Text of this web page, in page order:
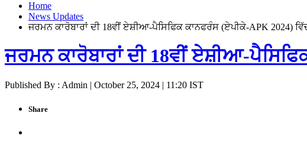
Home
News Updates
ਜਰਮਨ ਕਾਰੋਬਾਰਾਂ ਦੀ 18ਵੀਂ ਏਸ਼ੀਆ-ਪੈਸਿਫਿਕ ਕਾਨਫਰੰਸ (ਏਪੀਕੇ-APK 2024)
ਜਰਮਨ ਕਾਰੋਬਾਰਾਂ ਦੀ 18ਵੀਂ ਏਸ਼ੀਆ-
Published By : Admin | October 25, 2024 | 11:20 IST
Share